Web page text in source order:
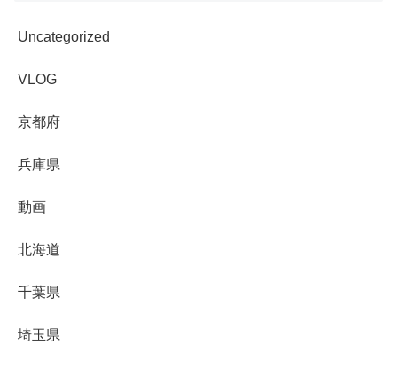
Uncategorized
VLOG
京都府
兵庫県
動画
北海道
千葉県
埼玉県